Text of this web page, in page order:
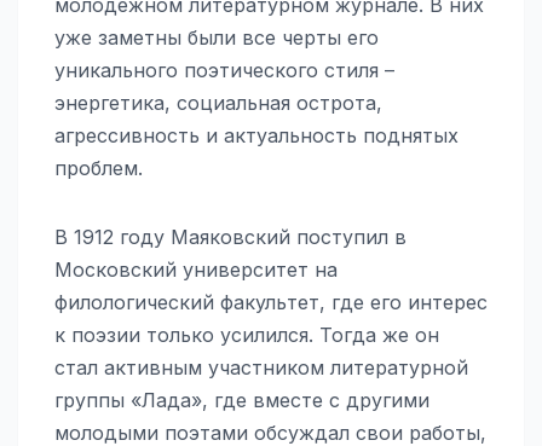
уже заметны были все черты его
уникального поэтического стиля –
энергетика, социальная острота,
агрессивность и актуальность поднятых
проблем.
В 1912 году Маяковский поступил в
Московский университет на
филологический факультет, где его интерес
к поэзии только усилился. Тогда же он
стал активным участником литературной
группы «Лада», где вместе с другими
молодыми поэтами обсуждал свои работы,